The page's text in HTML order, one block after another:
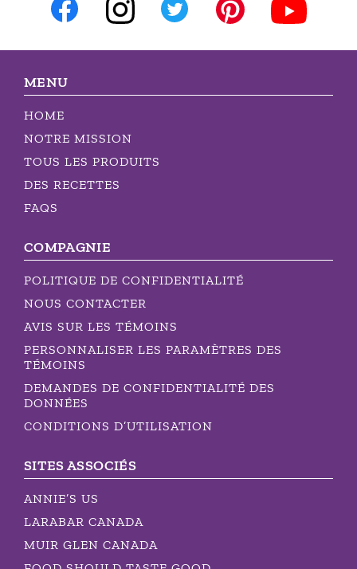
MENU
HOME
NOTRE MISSION
TOUS LES PRODUITS
DES RECETTES
FAQS
COMPAGNIE
POLITIQUE DE CONFIDENTIALITÉ
NOUS CONTACTER
AVIS SUR LES TÉMOINS
PERSONNALISER LES PARAMÈTRES DES
TÉMOINS
DEMANDES DE CONFIDENTIALITÉ DES
DONNÉES
CONDITIONS D’UTILISATION
SITES ASSOCIÉS
ANNIE’S US
LARABAR CANADA
MUIR GLEN CANADA